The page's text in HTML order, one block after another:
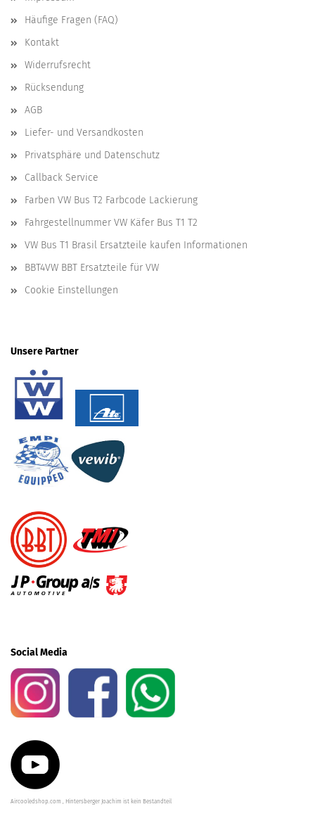
Häufige Fragen (FAQ)
Kontakt
Widerrufsrecht
Rücksendung
AGB
Liefer- und Versandkosten
Privatsphäre und Datenschutz
Callback Service
Farben VW Bus T2 Farbcode Lackierung
Fahrgestellnummer VW Käfer Bus T1 T2
VW Bus T1 Brasil Ersatzteile kaufen Informationen
BBT4VW BBT Ersatzteile für VW
Cookie Einstellungen
Unsere Partner
Social Media
Aircooledshop.com , Hintersberger Joachim ist kein Bestandteil